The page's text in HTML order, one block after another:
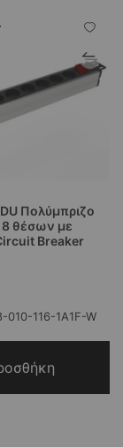
Πολύμπριζο
8 θέσων με
Breaker
010-116-1A1F-W